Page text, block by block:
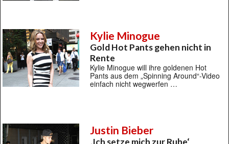
Kylie Minogue
Gold Hot Pants gehen nicht in
Rente
Kylie Minogue will ihre goldenen Hot
Pants aus dem „Spinning Around“-Video
einfach nicht wegwerfen …
Justin Bieber
‚Ich setze mich zur Ruhe‘